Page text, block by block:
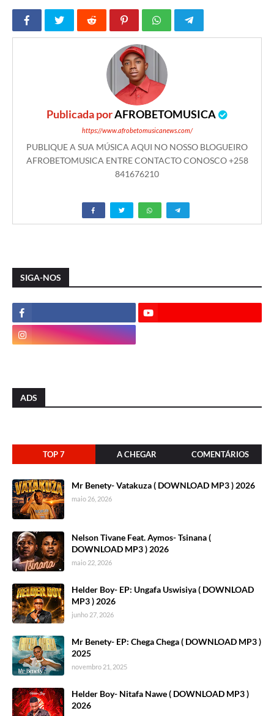
Publicada porAFROBETOMUSICA
https://www.afrobetomusicanews.com/
PUBLIQUE A SUA MÚSICA AQUI NO NOSSO BLOGUEIRO
AFROBETOMUSICA ENTRE CONTACTO CONOSCO +258
841676210
SIGA-NOS
ADS
TOP 7 A CHEGAR COMENTÁRIOS
Mr Benety- Vatakuza ( DOWNLOAD MP3 ) 2026
maio 26, 2026
Nelson Tivane Feat. Aymos- Tsinana (
DOWNLOAD MP3 ) 2026
maio 22, 2026
Helder Boy- EP: Ungafa Uswisiya ( DOWNLOAD
MP3 ) 2026
junho 27, 2026
Mr Benety- EP: Chega Chega ( DOWNLOAD MP3 )
2025
novembro 21, 2025
Helder Boy- Nitafa Nawe ( DOWNLOAD MP3 )
2026